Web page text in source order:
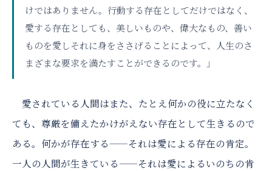
けではありません。行動する存在としてだけではなく、
愛する存在としても、美しいものや、偉大なもの、善い
ものを愛しそれに身をささげることによって、人生のさ
まざまな要求を満たすことができるのです。」
愛されている人間はまた、たとえ何かの役に立たなく
ても、尊厳を備えたかけがえない存在として生きるので
ある。何かが存在する——それは愛による存在の肯定。
一人の人間が生きている——それは愛によるいのちの肯